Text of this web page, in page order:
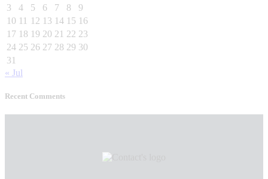
3
4 5 6 7 8
9
10 11 12 13 14 15 16
17 18 19 20 21 22 23
24 25 26 27 28 29 30
31
« Jul
Recent Comments